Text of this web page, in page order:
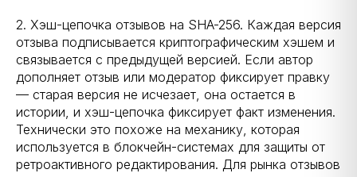
2. Хэш-цепочка отзывов на SHA-256. Каждая версия
отзыва подписывается криптографическим хэшем и
связывается с предыдущей версией. Если автор
дополняет отзыв или модератор фиксирует правку
— старая версия не исчезает, она остается в
истории, и хэш-цепочка фиксирует факт изменения.
Технически это похоже на механику, которая
используется в блокчейн-системах для защиты от
ретроактивного редактирования. Для рынка отзывов